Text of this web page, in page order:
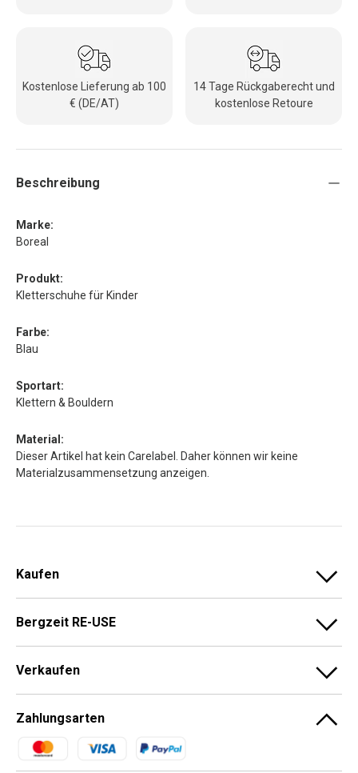
Kostenlose Lieferung ab 100
€ (DE/AT)
14 Tage Rückgaberecht und
kostenlose Retoure
Beschreibung
Marke:
Boreal
Produkt:
Kletterschuhe für Kinder
Farbe:
Blau
Sportart:
Klettern & Bouldern
Material:
Dieser Artikel hat kein Carelabel. Daher können wir keine
Materialzusammensetzung anzeigen.
Kaufen
Bergzeit RE-USE
Verkaufen
Zahlungsarten
Zahlungsmethoden